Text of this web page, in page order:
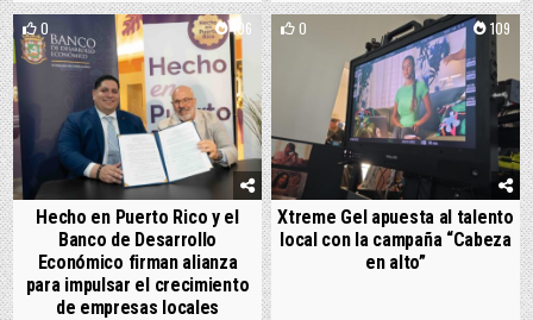
0 106
Hecho en Puerto Rico y el
Banco de Desarrollo
Económico firman alianza
para impulsar el crecimiento
de empresas locales
0 109
Xtreme Gel apuesta al talento
local con la campaña “Cabeza
en alto”